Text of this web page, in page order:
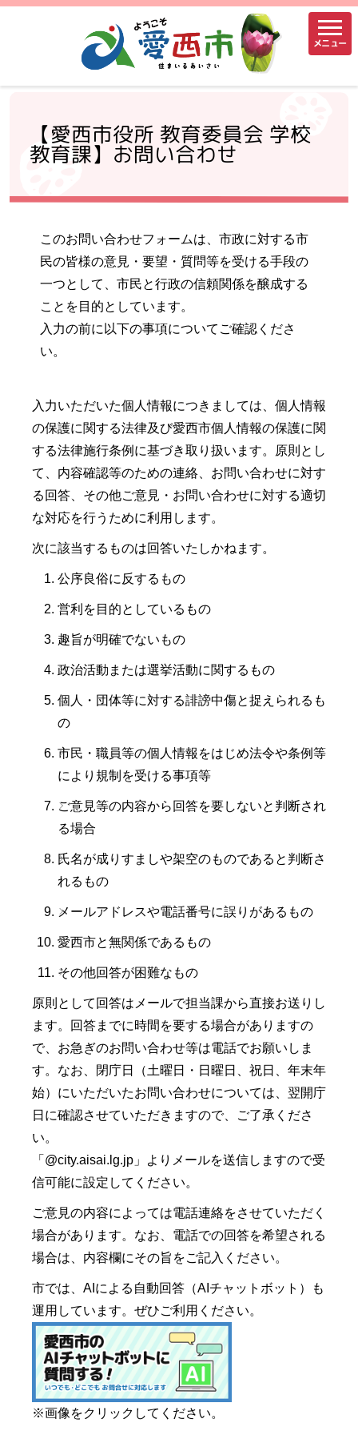
メニュー
【愛西市役所 教育委員会 学校
教育課】お問い合わせ
このお問い合わせフォームは、市政に対する市
民の皆様の意見・要望・質問等を受ける手段の
一つとして、市民と行政の信頼関係を醸成する
ことを目的としています。
入力の前に以下の事項についてご確認くださ
い。
入力いただいた個人情報につきましては、個人情報
の保護に関する法律及び愛西市個人情報の保護に関
する法律施行条例に基づき取り扱います。原則とし
て、内容確認等のための連絡、お問い合わせに対す
る回答、その他ご意見・お問い合わせに対する適切
な対応を行うために利用します。
次に該当するものは回答いたしかねます。
公序良俗に反するもの
営利を目的としているもの
趣旨が明確でないもの
政治活動または選挙活動に関するもの
個人・団体等に対する誹謗中傷と捉えられるも
の
市民・職員等の個人情報をはじめ法令や条例等
により規制を受ける事項等
ご意見等の内容から回答を要しないと判断され
る場合
氏名が成りすましや架空のものであると判断さ
れるもの
メールアドレスや電話番号に誤りがあるもの
愛西市と無関係であるもの
その他回答が困難なもの
原則として回答はメールで担当課から直接お送りし
ます。回答までに時間を要する場合がありますの
で、お急ぎのお問い合わせ等は電話でお願いしま
す。なお、閉庁日（土曜日・日曜日、祝日、年末年
始）にいただいたお問い合わせについては、翌開庁
日に確認させていただきますので、ご了承くださ
い。
「@city.aisai.lg.jp」よりメールを送信しますので受
信可能に設定してください。
ご意見の内容によっては電話連絡をさせていただく
場合があります。なお、電話での回答を希望される
場合は、内容欄にその旨をご記入ください。
市では、AIによる自動回答（AIチャットボット）も
運用しています。ぜひご利用ください。
※画像をクリックしてください。